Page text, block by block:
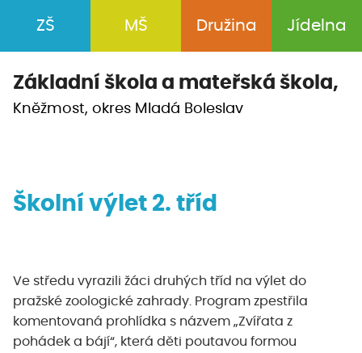
ZŠ MŠ Družina Jídelna
Základní škola a mateřská škola,
Kněžmost, okres Mladá Boleslav
Školní výlet 2. tříd
Ve středu vyrazili žáci druhých tříd na výlet do
pražské zoologické zahrady. Program zpestřila
komentovaná prohlídka s názvem „Zvířata z
pohádek a bájí“, která děti poutavou formou